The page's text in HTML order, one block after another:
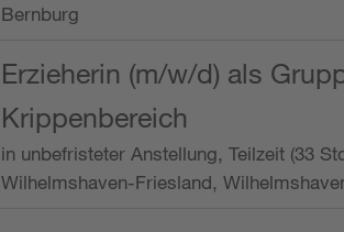
Bernburg
Erzieherin (m/w/d) als
Krippenbereich
in unbefristeter Anstellung, Teilzeit (33
Wilhelmshaven-Friesland,